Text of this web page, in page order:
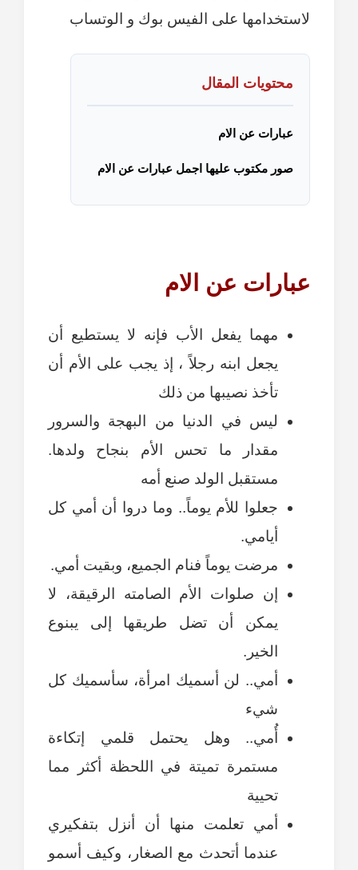
لاستخدامها على الفيس بوك و الوتساب
محتويات المقال
عبارات عن الام
صور مكتوب عليها اجمل عبارات عن الام
عبارات عن الام
مهما يفعل الأب فإنه لا يستطيع أن
يجعل ابنه رجلاً ، إذ يجب على الأم أن
تأخذ نصيبها من ذلك
ليس في الدنيا من البهجة والسرور
مقدار ما تحس الأم بنجاح ولدها.
مستقبل الولد صنع أمه
جعلوا للأم يوماً.. وما دروا أن أمي كل
أيامي.
مرضت يوماً فنام الجميع، وبقيت أمي.
إن صلوات الأم الصامته الرقيقة، لا
يمكن أن تضل طريقها إلى يبنوع
الخير.
أمي.. لن أسميك امرأة، سأسميك كل
شيء
أُمي.. وهل يحتمل قلمي إتكاءة
مستمرة تميتة في اللحظة أكثر مما
تحيية
أمي تعلمت منها أن أنزل بتفكيري
عندما أتحدث مع الصغار، وكيف أسمو